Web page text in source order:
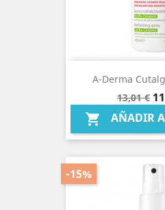
A-Derma
Precio
base
13,01 €
 AÑADIR
-15%